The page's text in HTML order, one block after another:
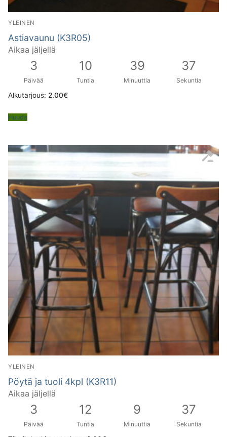
YLEINEN
Astiavaunu (K3R05)
Aikaa jäljellä
3
Päivää
10
Tuntia
39
Minuuttia
36
Sekuntia
Alkutarjous: 2.00€
Huuda
YLEINEN
Pöytä ja tuoli 4kpl (K3R11)
Aikaa jäljellä
3
Päivää
12
Tuntia
9
Minuuttia
36
Sekuntia